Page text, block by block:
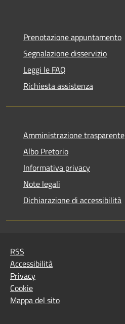
Prenotazione appuntamento
Segnalazione disservizio
Leggi le FAQ
Richiesta assistenza
Amministrazione trasparente
Albo Pretorio
Informativa privacy
Note legali
Dichiarazione di accessibilità
RSS
Accessibilità
Privacy
Cookie
Mappa del sito